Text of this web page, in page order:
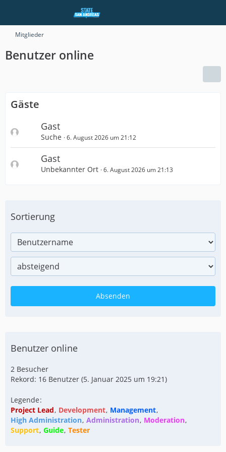
Mitglieder
Benutzer online
Gäste
Gast
Suche 6. August 2026 um 21:12
Gast
Unbekannter Ort 6. August 2026 um 21:13
Sortierung
Benutzer online
2 Besucher
Rekord: 16 Benutzer (5. Januar 2025 um 19:21)
Legende
Project Lead Development Management
High Administration Administration Moderation
Support Guide Tester